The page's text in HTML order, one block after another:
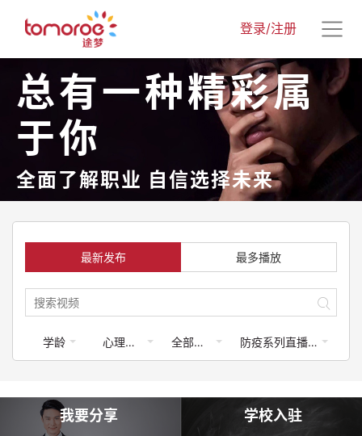
登录/注册
总有一种精彩属
于你
全面了解职业 自信选择未来
最新发布 最多播放
学龄 心理健康 全部梦享家 防疫系列直播课
我要分享 学校入驻